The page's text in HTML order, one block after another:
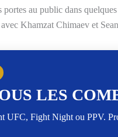
portes au public dans
Khamzat Chimaev et
LES
UFC, Fight Night ou PPV.